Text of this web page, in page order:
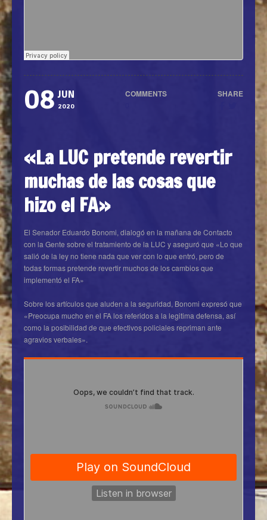
08 JUN
2020
COMMENTS SHARE
«La LUC pretende revertir
muchas de las cosas que
hizo el FA»
El Senador Eduardo Bonomi, dialogó en la mañana de Contacto
con la Gente sobre el tratamiento de la LUC y aseguró que «Lo que
salió de la ley no tiene nada que ver con lo que entró, pero de
todas formas pretende revertir muchos de los cambios que
implementó el FA»
Sobre los artículos que aluden a la seguridad, Bonomi expresó que
«Preocupa mucho en el FA los referidos a la legitima defensa, así
como la posibilidad de que efectivos policiales repriman ante
agravios verbales».